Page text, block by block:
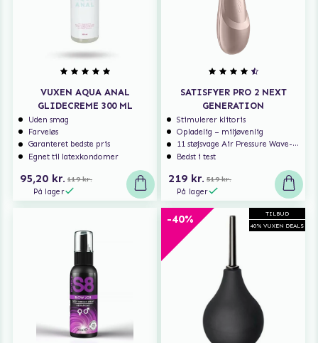
VUXEN AQUA ANAL
GLIDECREME 300 ML
Uden smag
Farveløs
Garanteret bedste pris
Egnet til latexkondomer
95,20 kr. 119 kr.
På lager
SATISFYER PRO 2 NEXT
GENERATION
Stimulerer klitoris
Opladelig – miljøvenlig
11 støjsvage Air Pressure Wave-programmer
Bedst i test
219 kr. 519 kr.
På lager
TILBUD
40% VUXEN DEALS
-40%